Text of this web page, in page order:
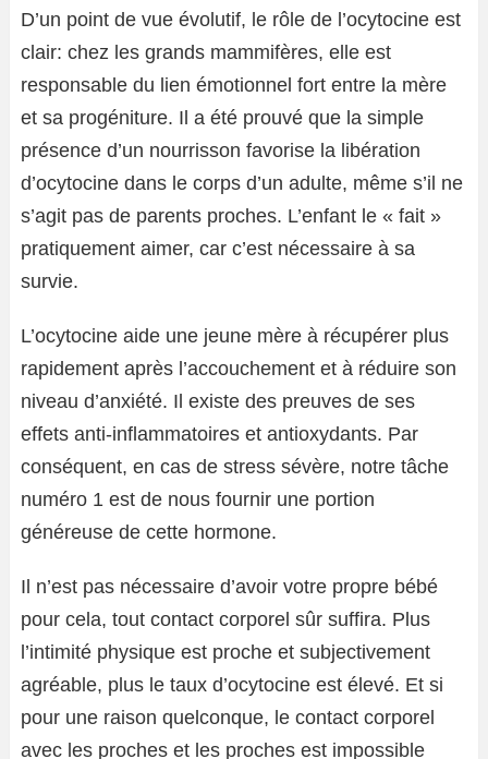
D’un point de vue évolutif, le rôle de l’ocytocine est
clair: chez les grands mammifères, elle est
responsable du lien émotionnel fort entre la mère
et sa progéniture. Il a été prouvé que la simple
présence d’un nourrisson favorise la libération
d’ocytocine dans le corps d’un adulte, même s’il ne
s’agit pas de parents proches. L’enfant le « fait »
pratiquement aimer, car c’est nécessaire à sa
survie.
L’ocytocine aide une jeune mère à récupérer plus
rapidement après l’accouchement et à réduire son
niveau d’anxiété. Il existe des preuves de ses
effets anti-inflammatoires et antioxydants. Par
conséquent, en cas de stress sévère, notre tâche
numéro 1 est de nous fournir une portion
généreuse de cette hormone.
Il n’est pas nécessaire d’avoir votre propre bébé
pour cela, tout contact corporel sûr suffira. Plus
l’intimité physique est proche et subjectivement
agréable, plus le taux d’ocytocine est élevé. Et si
pour une raison quelconque, le contact corporel
avec les proches et les proches est impossible